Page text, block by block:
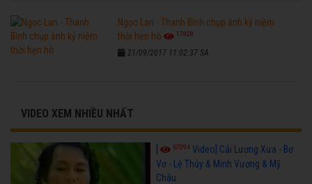
Ngọc Lan - Thanh Bình chụp ảnh kỷ niệm
thời hẹn hò
17828
21/09/2017 11:02:37 SA
VIDEO XEM NHIỀU NHẤT
[ 67094 Video] Cải Lương Xưa - Bơ
Vơ - Lệ Thủy & Minh Vương & Mỹ
Châu